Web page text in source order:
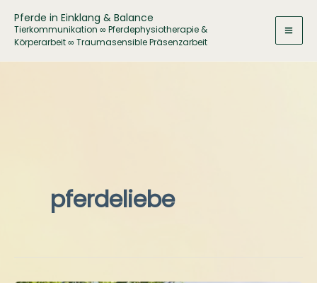
Zum
Inhalt
springen
Pferde in Einklang & Balance
Tierkommunikation ∞ Pferdephysiotherapie &
Körperarbeit ∞ Traumasensible Präsenzarbeit
pferdeliebe